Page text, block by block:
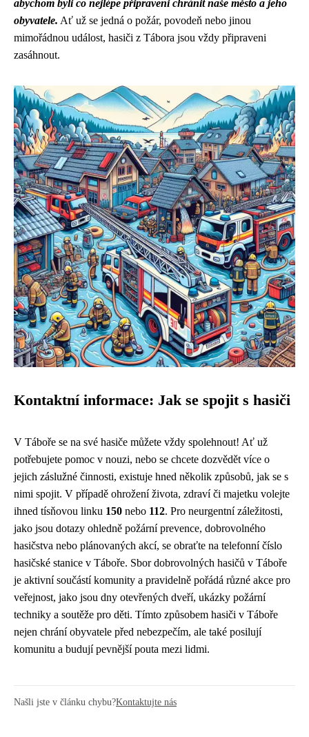
abychom byli co nejlépe připraveni chránit naše město a jeho
obyvatele. Ať už se jedná o požár, povodeň nebo jinou
mimořádnou událost, hasiči z Tábora jsou vždy připraveni
zasáhnout.
Kontaktní informace: Jak se spojit s hasiči
V Táboře se na své hasiče můžete vždy spolehnout! Ať už
potřebujete pomoc v nouzi, nebo se chcete dozvědět více o
jejich záslužné činnosti, existuje hned několik způsobů, jak se s
nimi spojit. V případě ohrožení života, zdraví či majetku volejte
ihned tísňovou linku 150 nebo 112. Pro neurgentní záležitosti,
jako jsou dotazy ohledně požární prevence, dobrovolného
hasičstva nebo plánovaných akcí, se obraťte na telefonní číslo
hasičské stanice v Táboře. Sbor dobrovolných hasičů v Táboře
je aktivní součástí komunity a pravidelně pořádá různé akce pro
veřejnost, jako jsou dny otevřených dveří, ukázky požární
techniky a soutěže pro děti. Tímto způsobem hasiči v Táboře
nejen chrání obyvatele před nebezpečím, ale také posilují
komunitu a budují pevnější pouta mezi lidmi.
Našli jste v článku chybu?Kontaktujte nás